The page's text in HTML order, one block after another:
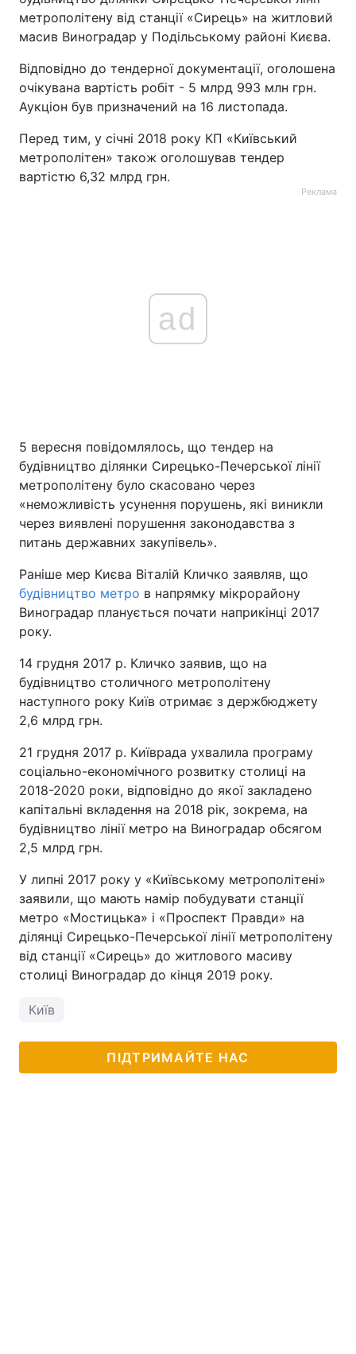
метрополітену від станції «Сирець» на житловий
масив Виноградар у Подільському районі Києва.
Відповідно до тендерної документації, оголошена
очікувана вартість робіт - 5 млрд 993 млн грн.
Аукціон був призначений на 16 листопада.
Перед тим, у січні 2018 року КП «Київський
метрополітен» також оголошував тендер
вартістю 6,32 млрд грн.
Реклама
ad
5 вересня повідомлялось, що тендер на
будівництво ділянки Сирецько-Печерської лінії
метрополітену було скасовано через
«неможливість усунення порушень, які виникли
через виявлені порушення законодавства з
питань державних закупівель».
Раніше мер Києва Віталій Кличко заявляв, що
будівництво метро в напрямку мікрорайону
Виноградар планується почати наприкінці 2017
року.
14 грудня 2017 р. Кличко заявив, що на
будівництво столичного метрополітену
наступного року Київ отримає з держбюджету
2,6 млрд грн.
21 грудня 2017 р. Київрада ухвалила програму
соціально-економічного розвитку столиці на
2018-2020 роки, відповідно до якої закладено
капітальні вкладення на 2018 рік, зокрема, на
будівництво лінії метро на Виноградар обсягом
2,5 млрд грн.
У липні 2017 року у «Київському метрополітені»
заявили, що мають намір побудувати станції
метро «Мостицька» і «Проспект Правди» на
ділянці Сирецько-Печерської лінії метрополітену
від станції «Сирець» до житлового масиву
столиці Виноградар до кінця 2019 року.
Київ
ПІДТРИМАЙТЕ НАС